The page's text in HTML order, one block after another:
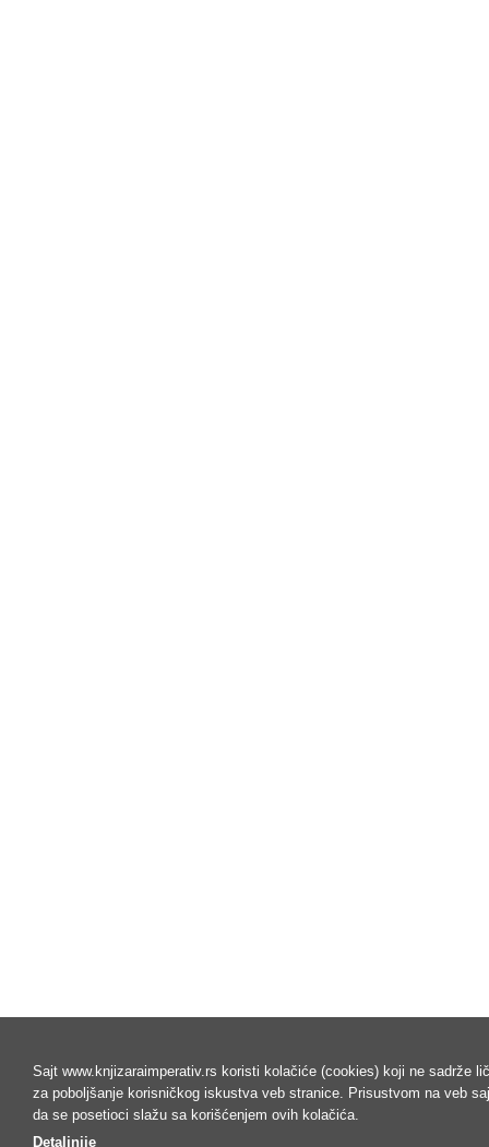
Sajt www.knjizaraimperativ.rs koristi kolačiće (cookies) koji ne sadrže
za poboljšanje korisničkog iskustva veb stranice. Prisustvom na veb
da se posetioci slažu sa korišćenjem ovih kolačića.
Detaljnije